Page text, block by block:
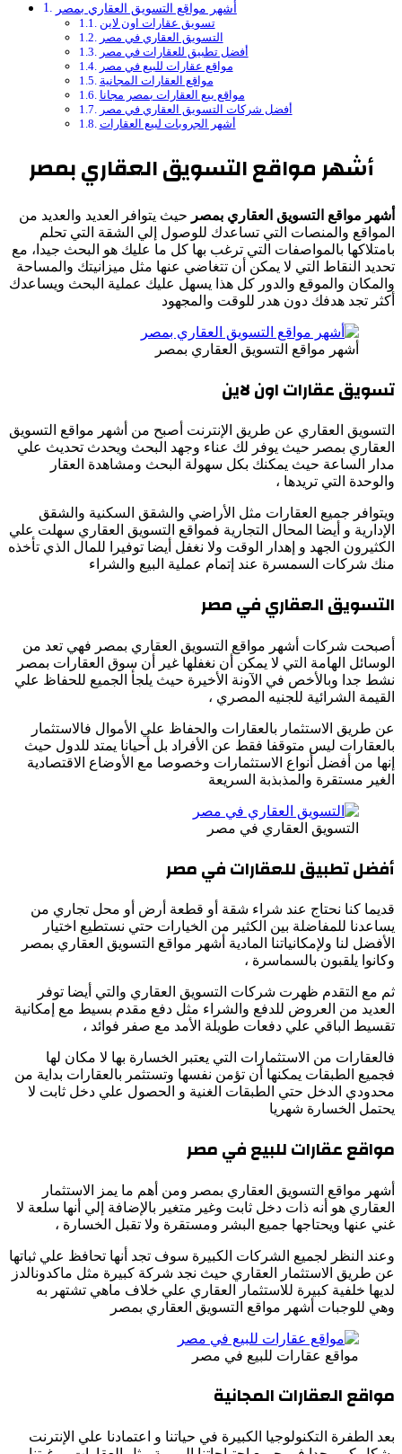
أشهر مواقع التسويق العقاري بمصر
تسويق عقارات اون لاين
التسويق العقاري في مصر
أفضل تطبيق للعقارات في مصر
مواقع عقارات للبيع في مصر
مواقع العقارات المجانية
مواقع بيع العقارات بمصر مجانا
أفضل شركات التسويق العقاري في مصر
أشهر الجروبات لبيع العقارات
أشهر مواقع التسويق العقاري بمصر
أشهر مواقع التسويق العقاري بمصر حيث يتوافر العديد والعديد من
المواقع والمنصات التي تساعدك للوصول إلي الشقة التي تحلم
بامتلاكها بالمواصفات التي ترغب بها كل ما عليك هو البحث جيدا، مع
تحديد النقاط التي لا يمكن أن تتغاضي عنها مثل ميزانيتك والمساحة
والمكان والموقع والدور كل هذا يسهل عليك عملية البحث ويساعدك
أكثر تجد هدفك دون هدر للوقت والمجهود
أشهر مواقع التسويق العقاري بمصر
تسويق عقارات اون لاين
التسويق العقاري عن طريق الإنترنت أصبح من أشهر مواقع التسويق
العقاري بمصر حيث يوفر لك عناء وجهد البحث ويحدث تحديث علي
مدار الساعة حيث يمكنك بكل سهولة البحث ومشاهدة العقار
والوحدة التي تريدها ،
ويتوافر جميع العقارات مثل الأراضي والشقق السكنية والشقق
الإدارية و أيضا المحال التجارية فمواقع التسويق العقاري سهلت علي
الكثيرون الجهد و إهدار الوقت ولا نغفل أيضا توفيرا للمال الذي تأخذه
منك شركات السمسرة عند إتمام عملية البيع والشراء
التسويق العقاري في مصر
أصبحت شركات أشهر مواقع التسويق العقاري بمصر فهي تعد من
الوسائل الهامة التي لا يمكن أن نغفلها غير أن سوق العقارات بمصر
نشط جدا وبالأخص في الآونة الأخيرة حيث يلجأ الجميع للحفاظ علي
القيمة الشرائية للجنيه المصري ،
عن طريق الاستثمار بالعقارات والحفاظ علي الأموال فالاستثمار
بالعقارات ليس متوقفا فقط عن الأفراد بل أحيانا يمتد للدول حيث
إنها من أفضل أنواع الاستثمارات وخصوصا مع الأوضاع الاقتصادية
الغير مستقرة والمذبذبة السريعة
التسويق العقاري في مصر
أفضل تطبيق للعقارات في مصر
قديما كنا نحتاج عند شراء شقة أو قطعة أرض أو محل تجاري من
يساعدنا للمفاضلة بين الكثير من الخيارات حتي نستطيع اختيار
الأفضل لنا ولإمكانياتنا المادية أشهر مواقع التسويق العقاري بمصر
وكانوا يلقبون بالسماسرة ،
ثم مع التقدم ظهرت شركات التسويق العقاري والتي أيضا توفر
العديد من العروض للدفع والشراء مثل دفع مقدم بسيط مع إمكانية
تقسيط الباقي علي دفعات طويلة الأمد مع صفر فوائد ،
فالعقارات من الاستثمارات التي يعتبر الخسارة بها لا مكان لها
فجميع الطبقات يمكنها أن تؤمن نفسها وتستثمر بالعقارات بداية من
محدودي الدخل حتي الطبقات الغنية و الحصول علي دخل ثابت لا
يحتمل الخسارة شهريا
مواقع عقارات للبيع في مصر
أشهر مواقع التسويق العقاري بمصر ومن أهم ما يمز الاستثمار
العقاري هو أنه ذات دخل ثابت وغير متغير بالإضافة إلي أنها سلعة لا
غني عنها ويحتاجها جميع البشر ومستقرة ولا تقبل الخسارة ،
وعند النظر لجميع الشركات الكبيرة سوف تجد أنها تحافظ علي ثباتها
عن طريق الاستثمار العقاري حيث نجد شركة كبيرة مثل ماكدونالدز
لديها خلفية كبيرة للاستثمار العقاري علي خلاف ماهي تشتهر به
وهي للوجبات أشهر مواقع التسويق العقاري بمصر
مواقع عقارات للبيع في مصر
مواقع العقارات المجانية
بعد الطفرة التكنولوجيا الكبيرة في حياتنا و اعتمادنا علي الإنترنت